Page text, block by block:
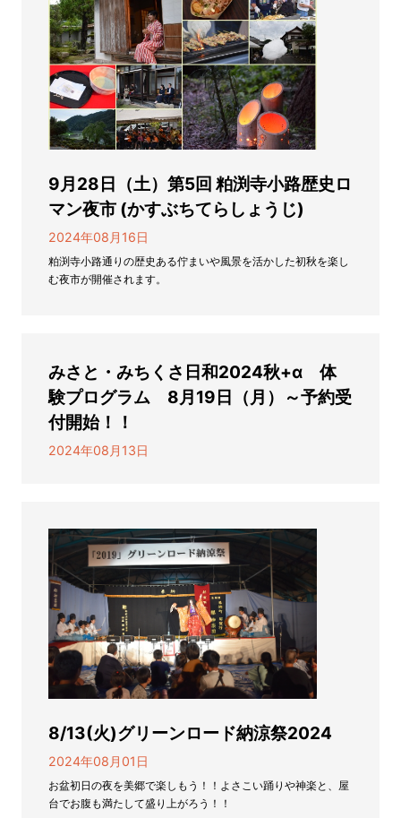
9月28日（土）第5回 粕渕寺小路歴史ロ
マン夜市 (かすぶちてらしょうじ)
2024年08月16日
粕渕寺小路通りの歴史ある佇まいや風景を活かした初秋を楽し
む夜市が開催されます。
みさと・みちくさ日和2024秋+α 体
験プログラム 8月19日（月）～予約受
付開始！！
2024年08月13日
8/13(火)グリーンロード納涼祭2024
2024年08月01日
お盆初日の夜を美郷で楽しもう！！よさこい踊りや神楽と、屋
台でお腹も満たして盛り上がろう！！